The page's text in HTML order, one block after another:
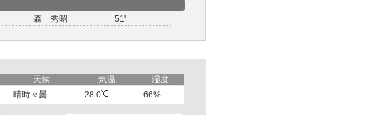
森 秀昭
51'
天候 気温
湿度
晴時々曇 28.0 66%